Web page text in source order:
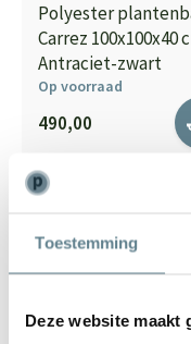
Toestemming
Deze website maakt
Polyester
Carrez 100x100x40
Antraciet-zwart
Op voorraad
490,00